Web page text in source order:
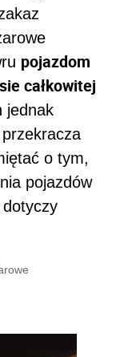
pojazdom
całkowitej
jednak
o tym,
pojazdów